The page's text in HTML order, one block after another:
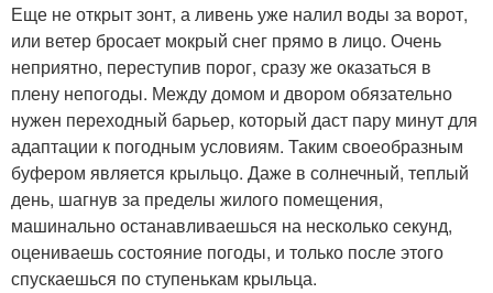
Еще не открыт зонт, а ливень уже налил воды за ворот,
или ветер бросает мокрый снег прямо в лицо. Очень
неприятно, переступив порог, сразу же оказаться в
плену непогоды. Между домом и двором обязательно
нужен переходный барьер, который даст пару минут для
адаптации к погодным условиям. Таким своеобразным
буфером является крыльцо. Даже в солнечный, теплый
день, шагнув за пределы жилого помещения,
машинально останавливаешься на несколько секунд,
оцениваешь состояние погоды, и только после этого
спускаешься по ступенькам крыльца.